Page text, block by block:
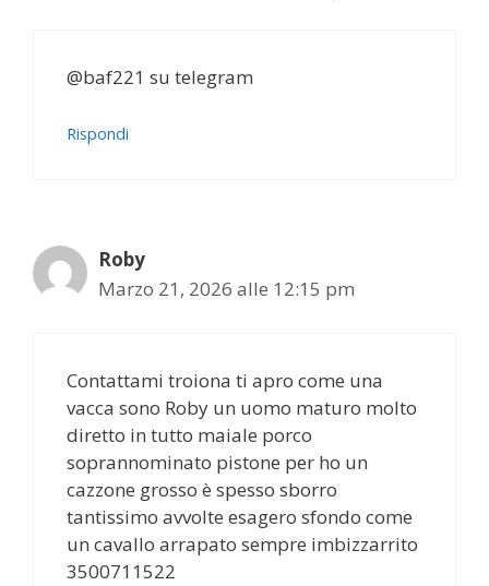
@baf221 su telegram
Rispondi
Roby
Marzo 21, 2026 alle 12:15 pm
Contattami troiona ti apro come una
vacca sono Roby un uomo maturo molto
diretto in tutto maiale porco
soprannominato pistone per ho un
cazzone grosso è spesso sborro
tantissimo avvolte esagero sfondo come
un cavallo arrapato sempre imbizzarrito
3500711522